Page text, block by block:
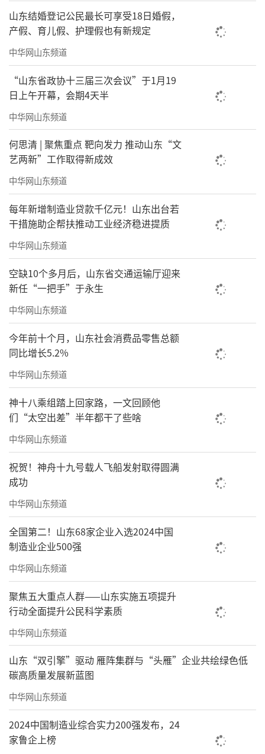
《梦蝶》纸本水墨综合2022年138×138cm
在场
去年毕业季，福建师范大学美术学院的主
题是“提示词”，鼓励学生拥抱AI；而今年，
是“在场”。
“当AI凶猛来临，人们总在想AI是否会取代
艺术。我们提‘在场’，是重提艺术中人与心
手之间的状态——人的智慧，人的手感，人的温
度，人的审美，这是AI取代不了的。”
他说的“在场”有多层含义：身体的在场
——走出象牙塔，到乡村去体验；情感的在场
——亲身感受，用心观察；审美的在场——
从“眼中之竹”到“手中之竹”，需要亲身经
历与熟练技巧，才能成就优秀作品。
福建师范大学美术学院在漳平、浦城、惠
安等地建立了写生基地和艺术赋能乡村振兴的
实践平台。“乡村是一本活教材，学生走出校
园，看到乡村的烟火气，才有真切感受。”
他始终相信“人在现场”的力量。那些对
闽派文脉的追溯、对水墨语言的实验、对艺术
教育的关切，归根结底都是在做同一件事：让
艺术保持人的温度。而这温度，不在算法里。
作品欣赏
山东结婚登记公民最长可享受18日婚假，
产假、育儿假、护理假也有新规定
中华网山东频道
“山东省政协十三届三次会议”于1月19
日上午开幕，会期4天半
中华网山东频道
何思清 | 聚焦重点 靶向发力 推动山东“文
艺两新”工作取得新成效
中华网山东频道
每年新增制造业贷款千亿元！山东出台若
干措施助企帮扶推动工业经济稳进提质
中华网山东频道
空缺10个多月后，山东省交通运输厅迎来
新任“一把手”于永生
中华网山东频道
今年前十个月，山东社会消费品零售总额
同比增长5.2%
中华网山东频道
神十八乘组踏上回家路，一文回顾他
们“太空出差”半年都干了些啥
中华网山东频道
祝贺！神舟十九号载人飞船发射取得圆满
成功
中华网山东频道
全国第二！山东68家企业入选2024中国
制造业企业500强
中华网山东频道
聚焦五大重点人群——山东实施五项提升
行动全面提升公民科学素质
中华网山东频道
山东“双引擎”驱动 雁阵集群与“头雁”企业共绘绿色低
碳高质量发展新蓝图
中华网山东频道
2024中国制造业综合实力200强发布，24
家鲁企上榜